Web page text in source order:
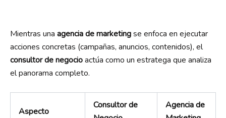
Mientras una agencia de marketingse enfoca en ejecutar
acciones concretas (campañas, anuncios, contenidos), el
consultor de negocioactúa como un estratega que analiza
el panorama completo.
Aspecto
Consultor de
Agencia de